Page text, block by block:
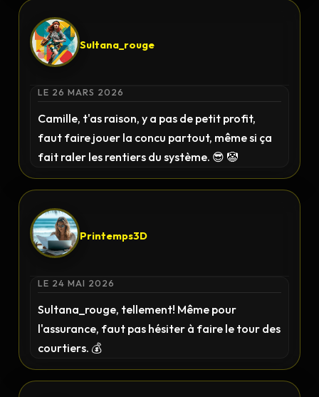
Sultana_rouge
LE 26 MARS 2026
Camille, t'as raison, y a pas de petit profit,
faut faire jouer la concu partout, même si ça
fait raler les rentiers du système. 😎 🤡
Printemps3D
LE 24 MAI 2026
Sultana_rouge, tellement! Même pour
l'assurance, faut pas hésiter à faire le tour des
courtiers. 💰